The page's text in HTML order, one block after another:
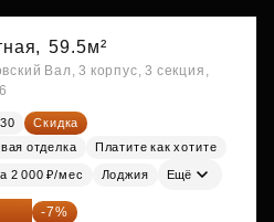
59.5м²
Вал, 3 корпус, 3 секция,
Скидка
отделка
Платите как хотите
2 000 ₽/мес Лоджия Ещё
₽ -7%